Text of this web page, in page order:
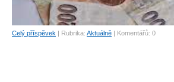
Celý příspěvek | Rubrika: Aktuálně | Komentářů: 0